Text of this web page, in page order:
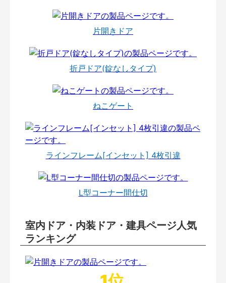
片開きドア
折戸ドア(錠なしタイプ)
ねこゲート
ラインフレーム[インセット] 4枚引違
L型コーナー間仕切
室内ドア・内装ドア・建具ページ人気
ランキング